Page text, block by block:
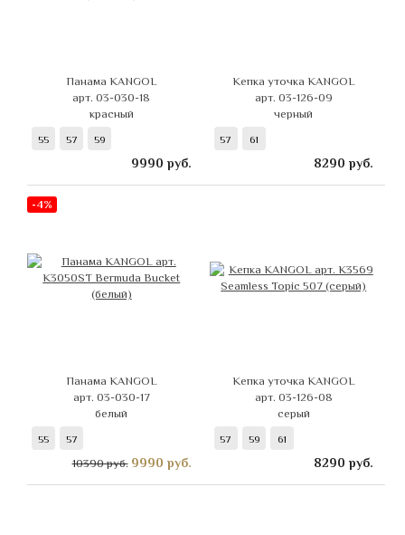
Панама KANGOL
арт. 03-030-18
красный
55 57 59
9990 руб.
Кепка уточка KANGOL
арт. 03-126-09
черный
57 61
8290 руб.
-4%
Панама KANGOL
арт. 03-030-17
белый
55 57
10390 руб. 9990 руб.
Кепка уточка KANGOL
арт. 03-126-08
серый
57 59 61
8290 руб.